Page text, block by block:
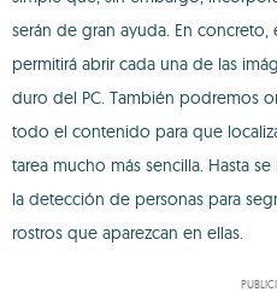
serán de gran ayuda. En
permitirá abrir cada una de las
duro del PC. También podremos
todo el contenido para que
tarea mucho más sencilla. Hasta
la detección de personas para
rostros que aparezcan en ellas.